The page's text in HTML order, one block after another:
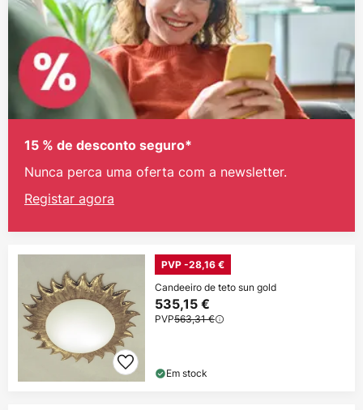
15 % de desconto seguro*
Nunca perca uma oferta com a newsletter.
Registar agora
PVP -28,16 €
Candeeiro de teto sun gold
535,15 €
PVP563,31 €
Em stock